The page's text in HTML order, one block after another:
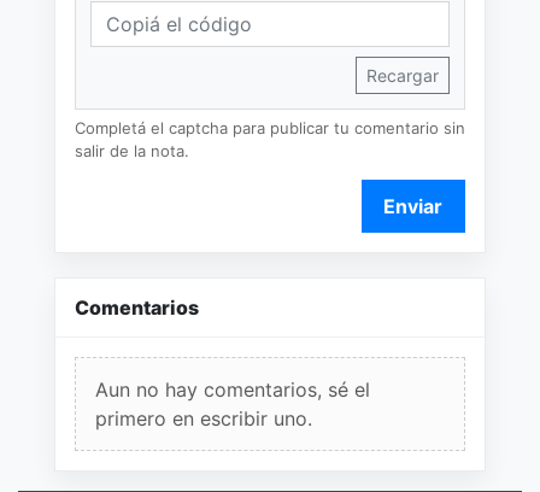
Recargar
Completá el captcha para publicar tu comentario sin
salir de la nota.
Enviar
Comentarios
Aun no hay comentarios, sé el
primero en escribir uno.